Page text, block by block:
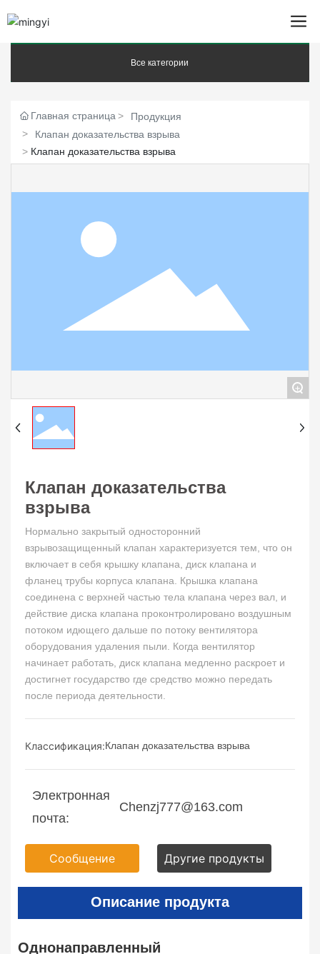
Все категории
Главная страница
Продукция
Клапан доказательства взрыва
Клапан доказательства взрыва
+
Клапан доказательства
взрыва
Нормально закрытый односторонний
взрывозащищенный клапан характеризуется тем, что он
включает в себя крышку клапана, диск клапана и
фланец трубы корпуса клапана. Крышка клапана
соединена с верхней частью тела клапана через вал, и
действие диска клапана проконтролировано воздушным
потоком идющего дальше по потоку вентилятора
оборудования удаления пыли. Когда вентилятор
начинает работать, диск клапана медленно раскроет и
достигнет государство где средство можно передать
после периода деятельности.
Классификация:Клапан доказательства взрыва
Электронная
почта:
Chenzj777@163.com
Сообщение Другие продукты
Описание продукта
Однонаправленный